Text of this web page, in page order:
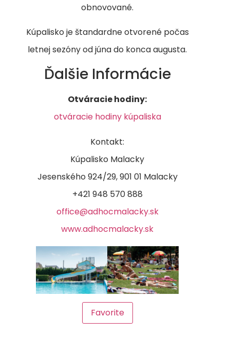
obnovované.
Kúpalisko je štandardne otvorené počas
letnej sezóny od júna do konca augusta.
Ďalšie Informácie
Otváracie hodiny:
otváracie hodiny kúpaliska
Kontakt:
Kúpalisko Malacky
Jesenského 924/29, 901 01 Malacky
+421 948 570 888
office@adhocmalacky.sk
www.adhocmalacky.sk
Favorite